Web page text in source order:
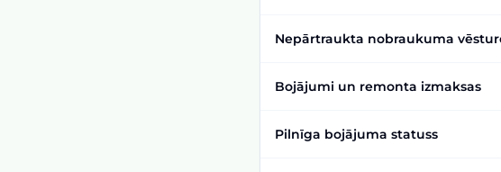
Nepārtraukta nobraukuma
Bojājumi un remonta izmaksas
Pilnīga bojājuma statuss